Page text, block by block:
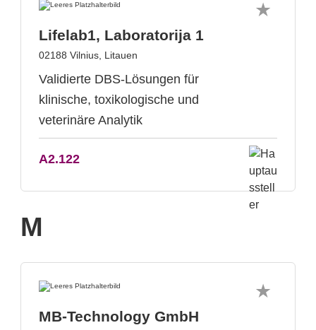
Lifelab1, Laboratorija 1
02188 Vilnius, Litauen
Validierte DBS-Lösungen für
klinische, toxikologische und
veterinäre Analytik
A2.122
M
MB-Technology GmbH